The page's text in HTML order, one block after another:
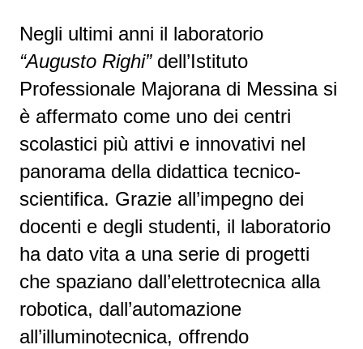
Negli ultimi anni il laboratorio
“Augusto Righi”dell’Istituto
Professionale Majorana di Messina si
è affermato come uno dei centri
scolastici più attivi e innovativi nel
panorama della didattica tecnico-
scientifica. Grazie all’impegno dei
docenti e degli studenti, il laboratorio
ha dato vita a una serie di progetti
che spaziano dall’elettrotecnica alla
robotica, dall’automazione
all’illuminotecnica, offrendo